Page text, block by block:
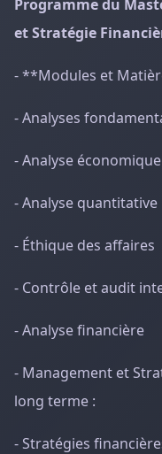
Programme du
et Stratégie
- **Modules et
- Analyses
- Analyse économique
- Analyse quantitative
- Éthique des affaires
- Contrôle et audit
- Analyse financière
- Management et
long terme :
- Stratégies